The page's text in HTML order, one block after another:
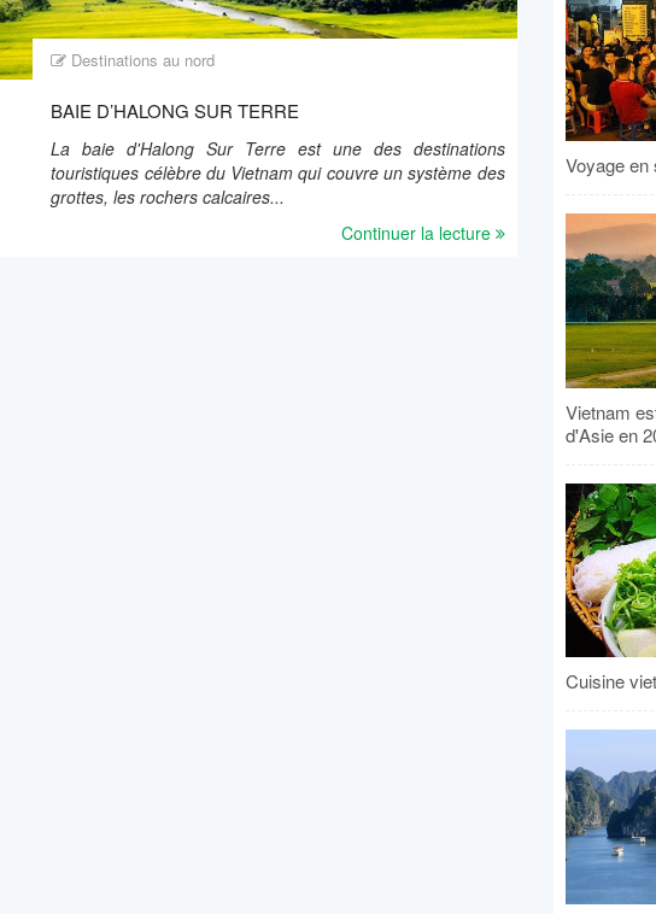
Destinations au nord
BAIE D’HALONG SUR TERRE
La baie d'Halong Sur Terre est une des destinations
touristiques célèbre du Vietnam qui couvre un système des
grottes, les rochers calcaires...
Continuer la lecture
Voyage en
Vietnam
d'Asie en
Cuisine